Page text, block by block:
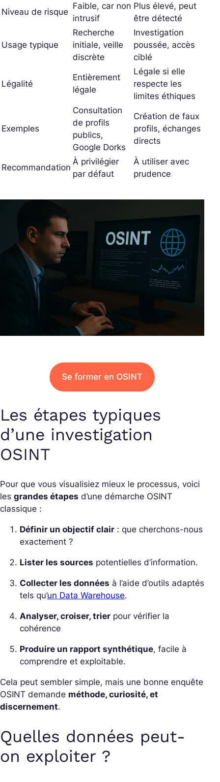
Niveau de risque
Faible, car non
intrusif
Plus élevé, peut
être détecté
Usage typique
Recherche
initiale, veille
discrète
Investigation
poussée, accès
ciblé
Légalité
Entièrement
légale
Légale si elle
respecte les
limites éthiques
Exemples
Consultation
de profils
publics,
Google Dorks
Création de faux
profils, échanges
directs
Recommandation
À privilégier
par défaut
À utiliser avec
prudence
Se former en OSINT
Les étapes typiques
d’une investigation
OSINT
Pour que vous visualisiez mieux le processus, voici
les grandes étapes d’une démarche OSINT
classique :
Définir un objectif clair : que cherchons-nous
exactement ?
Lister les sources potentielles d’information.
Collecter les données à l’aide d’outils adaptés
tels qu’un Data Warehouse.
Analyser, croiser, trier pour vérifier la
cohérence
Produire un rapport synthétique, facile à
comprendre et exploitable.
Cela peut sembler simple, mais une bonne enquête
OSINT demande méthode, curiosité, et
discernement.
Quelles données peut-
on exploiter ?